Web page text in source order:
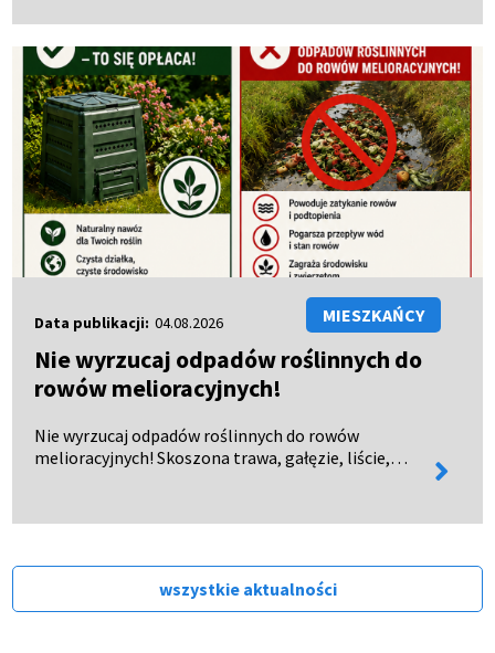
strony BIP…
Data publikacji: 04.08.2026 MIESZKAŃCY
Nie wyrzucaj odpadów roślinnych do
rowów melioracyjnych!
Nie wyrzucaj odpadów roślinnych do rowów
melioracyjnych! Skoszona trawa, gałęzie, liście,
utrudniają odpływ w…
więcej
wszystkie aktualności